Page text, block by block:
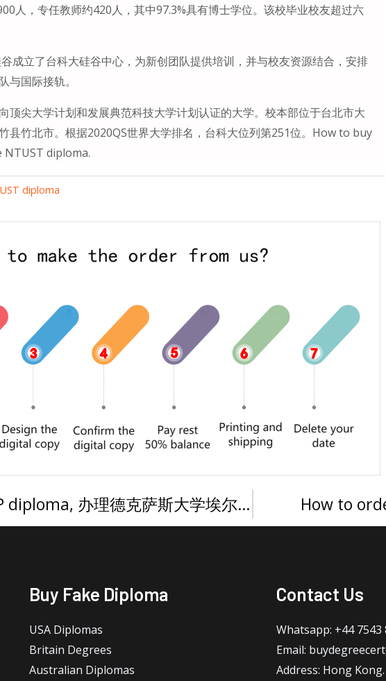
人，专任教师约420人，其中97.3%具有博士学位。该校毕业校友超过六
成立了台科大硅谷中心，为新创团队提供培训，并与校友资源结合，安排
与国际接轨。
顶尖大学计划和发展典范科技大学计划认证的大学。校本部位于台北市大
县竹北市。根据2020QS世界大学排名，台科大位列第251位。How to buy
NTUST diploma.
diploma
How to buy a UTEP diploma, 办理德克萨斯大学埃尔帕索分校文凭 How to
Buy Fake Diploma
USA Diplomas
Britain Degrees
Australian Diplomas
Contact Us
Whatsapp: +44 7543
Email:
Address: Hong Kong.